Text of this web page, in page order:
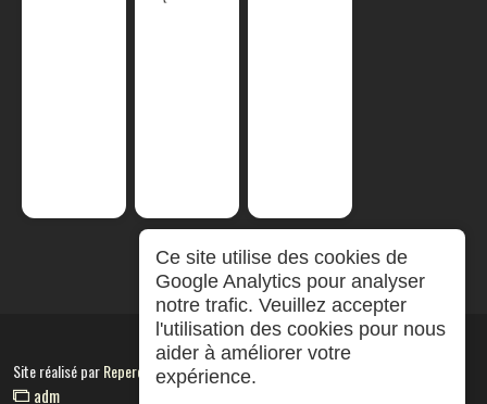
Site réalisé parRepereCom
adm
Ce site utilise des cookies de
Google Analytics pour analyser
notre trafic. Veuillez accepter
l'utilisation des cookies pour nous
aider à améliorer votre
expérience.